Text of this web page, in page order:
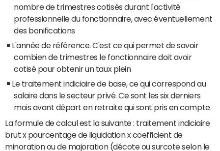
nombre de trimestres cotisés durant l'activité
professionnelle du fonctionnaire, avec éventuellement
des bonifications
L'année de référence. C'est ce qui permet de savoir
combien de trimestres le fonctionnaire doit avoir
cotisé pour obtenir un taux plein
Le traitement indiciaire de base, ce qui correspond au
salaire dans le secteur privé. Ce sont les six derniers
mois avant départ en retraite qui sont pris en compte.
La formule de calcul est la suivante : traitement indiciaire
brut x pourcentage de liquidation x coefficient de
minoration ou de majoration (décote ou surcote selon le